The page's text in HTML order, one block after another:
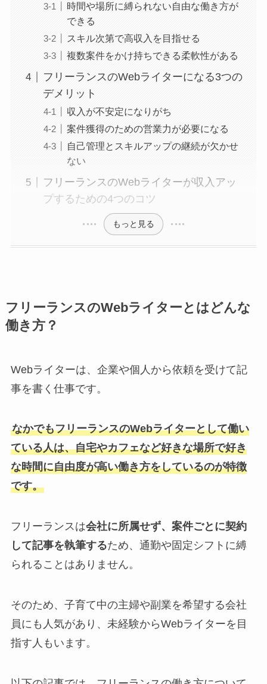
時間や場所に縛られない自由な働き方が
できる
スキル次第で高収入を目指せる
複数案件をかけ持ちできる柔軟性がある
フリーランスのWebライターになる3つの
デメリット
収入が不安定になりがち
案件獲得のための営業力が必要になる
自己管理とスキルアップの継続が欠かせ
ない
フリーランスのWebライターが収入アッ
プするための4つのコツ
もっと見る
フリーランスのWebライターとはどんな
働き方？
Webライターは、企業や個人から依頼を受けて記
事を書く仕事です。
なかでもフリーランスのWebライターとして働い
ている人は、自宅やカフェなど好きな場所で好き
な時間に自由度が高い働き方をしているのが特徴
です。
フリーランスは会社に所属せず、案件ごとに契約
して記事を執筆するため、通勤や固定シフトに縛
られることはありません。
そのため、子育て中の主婦や副業を希望する会社
員にも人気があり、未経験からWebライターを目
指す人もいます。